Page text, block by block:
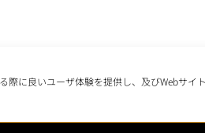
際に良いユーザ体験を提供し、及びWebサイ